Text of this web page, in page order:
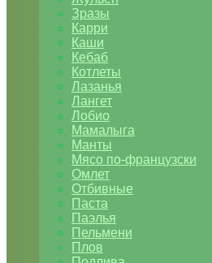
Зразы
Карри
Каши
Кебаб
Котлеты
Лазанья
Лангет
Лобио
Мамалыга
Манты
Мясо по-французски
Омлет
Отбивные
Паста
Паэлья
Пельмени
Плов